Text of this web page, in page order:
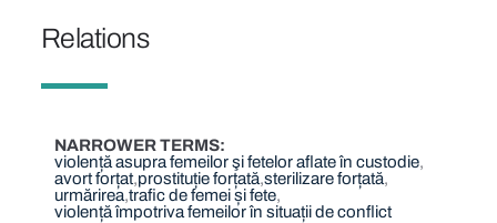
Relations
NARROWER TERMS
violență asupra femeilor şi fetelor aflate în custodie
avort forțat prostituție forțată sterilizare forțată
urmărirea trafic de femei și fete
violență împotriva femeilor în situații de conflict